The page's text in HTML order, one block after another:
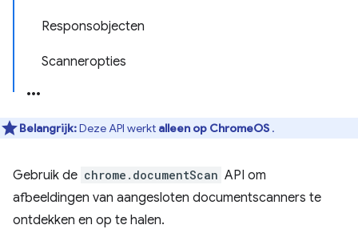
Responsobjecten
Scanneropties
Belangrijk:Deze API werkt alleen op ChromeOS .
Gebruik de chrome.documentScan API om
afbeeldingen van aangesloten documentscanners te
ontdekken en op te halen.